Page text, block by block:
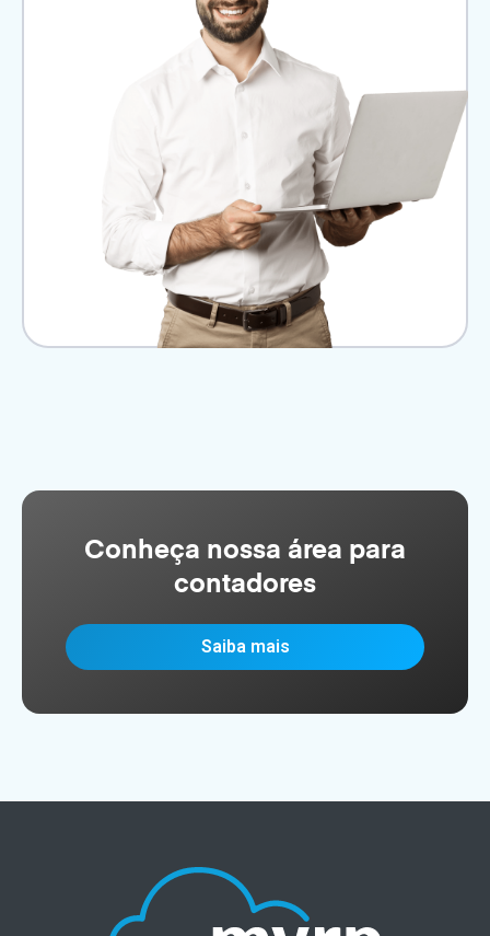
Conheça nossa área para
contadores
Saiba mais